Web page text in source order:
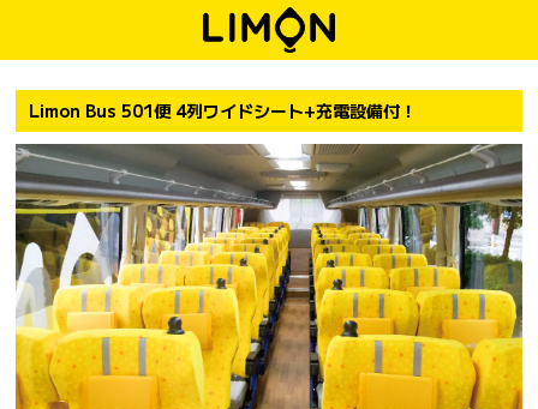
Limon Bus 501便 4列ワイドシート+充電設備付！